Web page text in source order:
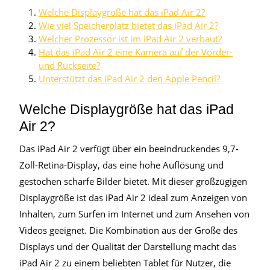
Welche Displaygröße hat das iPad Air 2?
Wie viel Speicherplatz bietet das iPad Air 2?
Welcher Prozessor ist im iPad Air 2 verbaut?
Hat das iPad Air 2 eine Kamera auf der Vorder-
und Rückseite?
Unterstützt das iPad Air 2 den Apple Pencil?
Welche Displaygröße hat das iPad
Air 2?
Das iPad Air 2 verfügt über ein beeindruckendes 9,7-
Zoll-Retina-Display, das eine hohe Auflösung und
gestochen scharfe Bilder bietet. Mit dieser großzügigen
Displaygröße ist das iPad Air 2 ideal zum Anzeigen von
Inhalten, zum Surfen im Internet und zum Ansehen von
Videos geeignet. Die Kombination aus der Größe des
Displays und der Qualität der Darstellung macht das
iPad Air 2 zu einem beliebten Tablet für Nutzer, die